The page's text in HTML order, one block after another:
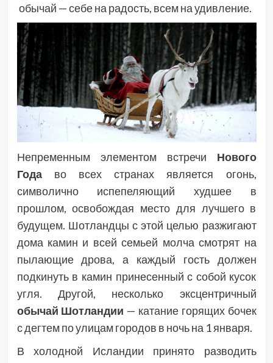
обычай — себе на радость, всем на удивление.
Непременным элементом встречи Нового
Годаво всех странах является огонь,
символично испепеляющий худшее в
прошлом, освобождая место для лучшего в
будущем. Шотландцы с этой целью разжигают
дома камин и всей семьей молча смотрят на
пылающие дрова, а каждый гость должен
подкинуть в камин принесенный с собой кусок
угля. Другой, несколько эксцентричный
обычай Шотландии — катание горящих бочек
с дегтем по улицам городов в ночь на 1 января.
В холодной Исландии принято разводить